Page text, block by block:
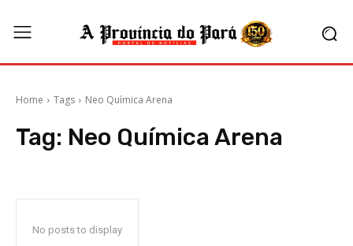
Home Tags Neo Química Arena
Tag: Neo Química Arena
No posts to display